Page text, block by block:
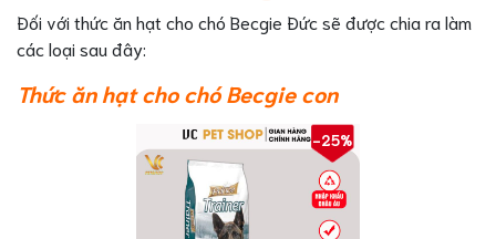
Đối với thức ăn hạt cho chó Becgie Đức sẽ được chia ra làm
các loại sau đây:
Thức ăn hạt cho chó Becgie con
-25%